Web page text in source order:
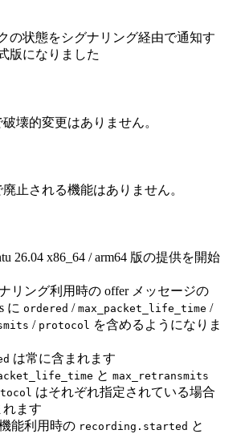
の状態をシグナリング経由で通知す
版になりました
壊的変更はありません。
止される機能はありません。
26.04 x86_64 / arm64 版の提供を開始
リング利用時の offer メッセージの
に ordered / max_packet_life_time /
/ protocol を含めるようになりま
は常に含まれます
と max_retransmits
はそれぞれ指定されている場合
れます
能利用時の recording.started と